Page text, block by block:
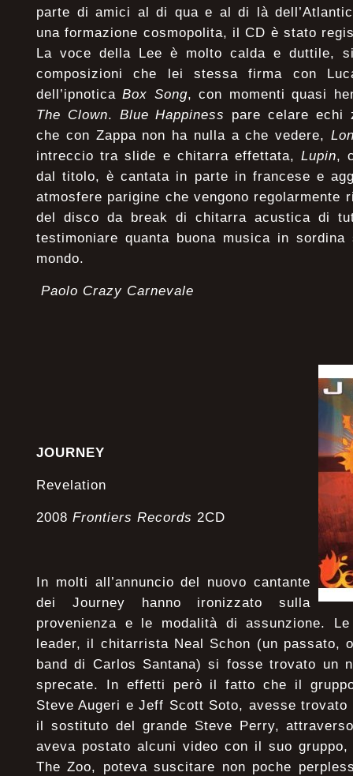
parte di amici al di qua e al di là
una formazione cosmopolita, il CD è stato
La voce della Lee è molto calda e duttile,
composizioni che lei stessa firma con
dell’ipnoticaBox Song, con momenti quasi
The Clown. Blue Happiness pare celare echi
che con Zappa non ha nulla a che vedere,
intreccio tra slide e chitarra effettata,Lupin,
dal titolo, è cantata in parte in francese e
atmosfere parigine che vengono regolarmente
del disco da break di chitarra acustica di
testimoniare quanta buona musica in
mondo.
Paolo Crazy Carnevale
JOURNEY
Revelation
2008 Frontiers Records 2CD
In molti all’annuncio del nuovo cantante
dei Journey hanno ironizzato sulla
provenienza e le modalità di assunzione.
leader, il chitarrista Neal Schon (un passato,
band di Carlos Santana) si fosse trovato un
sprecate. In effetti però il fatto che il
Steve Augeri e Jeff Scott Soto, avesse
il sostituto del grande Steve Perry,
aveva postato alcuni video con il suo
The Zoo, poteva suscitare non poche